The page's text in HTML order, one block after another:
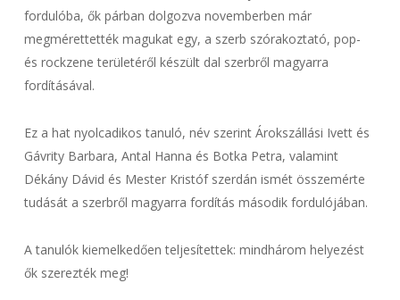
fordulóba, ők párban dolgozva novemberben már
megmérettették magukat egy, a szerb szórakoztató, pop-
és rockzene területéről készült dal szerbről magyarra
fordításával.
Ez a hat nyolcadikos tanuló, név szerint Árokszállási Ivett és
Gávrity Barbara, Antal Hanna és Botka Petra, valamint
Dékány Dávid és Mester Kristóf szerdán ismét összemérte
tudását a szerbről magyarra fordítás második fordulójában.
A tanulók kiemelkedően teljesítettek: mindhárom helyezést
ők szerezték meg!